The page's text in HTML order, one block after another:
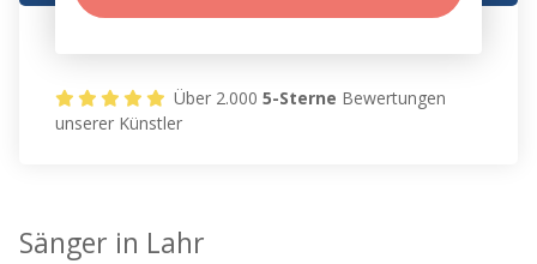
Über 2.0005-Sterne Bewertungen
unserer Künstler
Sänger in Lahr